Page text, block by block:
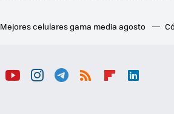
Mejores celulares gama media agosto